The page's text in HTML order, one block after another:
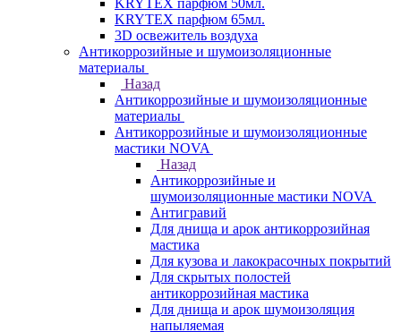
KRYTEX парфюм 50мл.
KRYTEX парфюм 65мл.
3D освежитель воздуха
Антикоррозийные и шумоизоляционные
материалы
Назад
Антикоррозийные и шумоизоляционные
материалы
Антикоррозийные и шумоизоляционные
мастики NOVA
Назад
Антикоррозийные и
шумоизоляционные мастики NOVA
Антигравий
Для днища и арок антикоррозийная
мастика
Для кузова и лакокрасочных покрытий
Для скрытых полостей
антикоррозийная мастика
Для днища и арок шумоизоляция
напыляемая